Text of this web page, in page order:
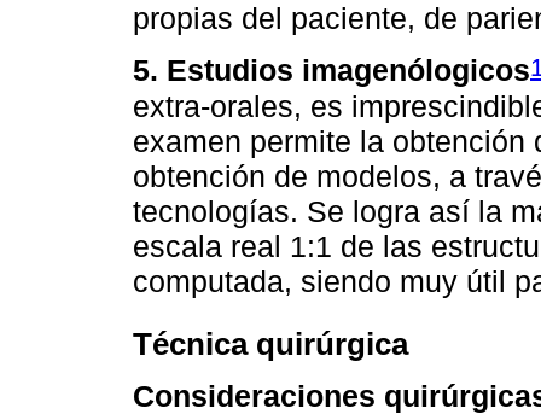
propias del paciente, de
5. Estudios imagenólogicos
extra-orales, es
examen permite la obtención
obtención de modelos, a
tecnologías. Se logra así la
escala real 1:1 de las
computada, siendo muy útil
Técnica quirúrgica
Consideraciones